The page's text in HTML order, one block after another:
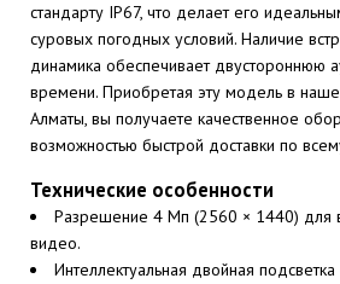
стандарту IP67, что делает его
суровых погодных условий. Наличие
динамика обеспечивает двустороннюю
времени. Приобретая эту модель в
Алматы, вы получаете качественное
возможностью быстрой доставки по
Технические особенности
Разрешение 4 Мп (2560 × 1440) для
видео.
Интеллектуальная двойная